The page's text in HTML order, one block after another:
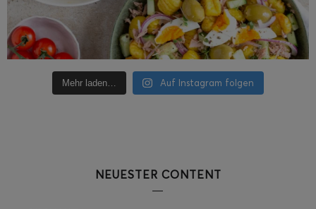
Mehr laden… Auf Instagram folgen
NEUESTER CONTENT